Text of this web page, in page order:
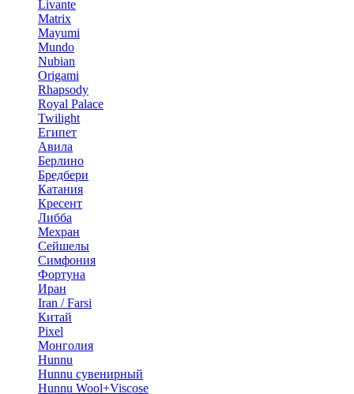
Livante
Matrix
Mayumi
Mundo
Nubian
Origami
Rhapsody
Royal Palace
Twilight
Египет
Авила
Берлино
Бредбери
Катания
Кресент
Либба
Мехран
Сейшелы
Симфония
Фортуна
Иран
Iran / Farsi
Китай
Pixel
Монголия
Hunnu
Hunnu сувенирный
Hunnu Wool+Viscose